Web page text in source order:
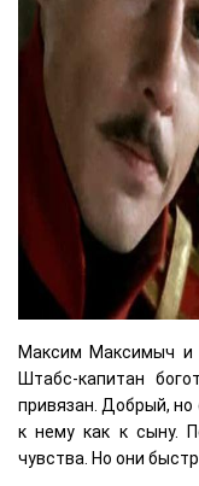
Максим Максимыч и
Штабс-капитан
привязан. Добрый,
к нему как к сыну.
чувства. Но они